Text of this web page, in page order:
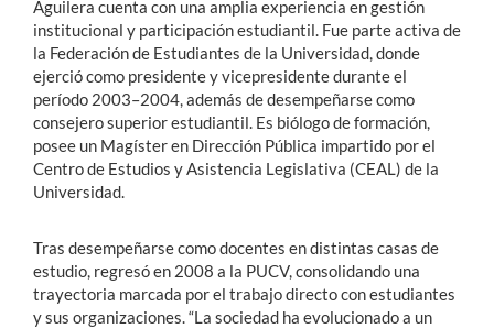
Aguilera cuenta con una amplia experiencia en gestión
institucional y participación estudiantil. Fue parte activa de
la Federación de Estudiantes de la Universidad, donde
ejerció como presidente y vicepresidente durante el
período 2003–2004, además de desempeñarse como
consejero superior estudiantil. Es biólogo de formación,
posee un Magíster en Dirección Pública impartido por el
Centro de Estudios y Asistencia Legislativa (CEAL) de la
Universidad.
Tras desempeñarse como docentes en distintas casas de
estudio, regresó en 2008 a la PUCV, consolidando una
trayectoria marcada por el trabajo directo con estudiantes
y sus organizaciones. “La sociedad ha evolucionado a un